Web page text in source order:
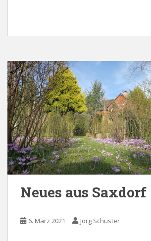
Neues aus Saxdorf
6. März 2021 Jörg Schuster